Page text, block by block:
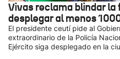
Vivas reclama blindar la
desplegar al menos
El presidente ceutí pide al
extraordinario de la Policía
Ejército siga desplegado en la